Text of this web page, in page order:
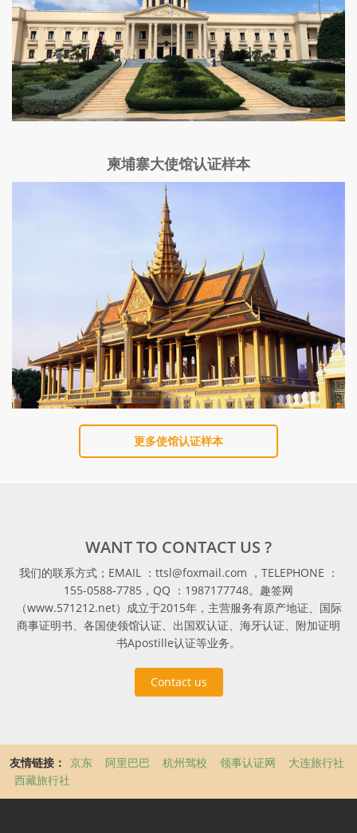
柬埔寨大使馆认证样本
更多使馆认证样本
WANT TO CONTACT US ?
我们的联系方式；EMAIL ：ttsl@foxmail.com ，TELEPHONE ：
155-0588-7785，QQ ：1987177748。趣签网
（www.571212.net）成立于2015年，主营服务有原产地证、国际
商事证明书、各国使领馆认证、出国双认证、海牙认证、附加证明
书Apostille认证等业务。
Contact us
友情链接： 京东 阿里巴巴 杭州驾校 领事认证网
大连旅行社
西藏旅行社